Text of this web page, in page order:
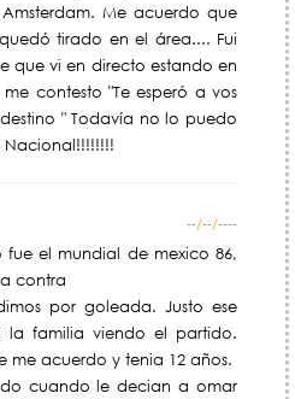
Me acuerdo que
tirado en el área.... Fui
que vi en directo estando en
contesto "Te esperó a vos
" Todavía no lo puedo
Nacional!!!!!!!!
--/--/----
el mundial de mexico 86,
contra
por goleada. Justo ese
la familia viendo el partido.
me acuerdo y tenia 12 años.
cuando le decian a omar